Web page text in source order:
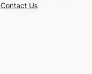
Contact Us